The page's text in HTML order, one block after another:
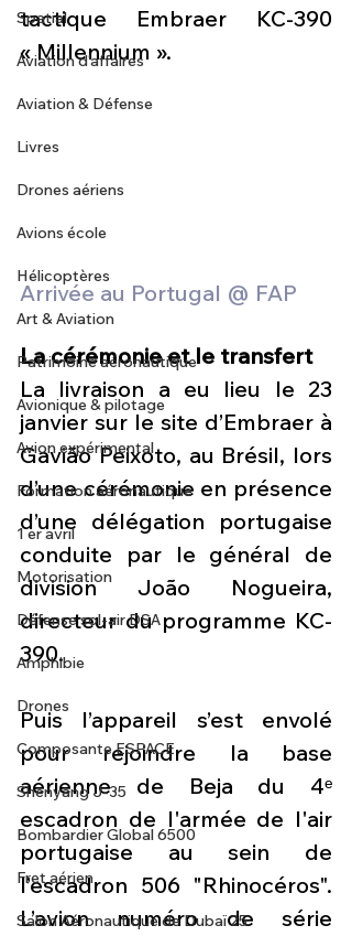
Spatial
Aviation d'affaires
Aviation & Défense
Livres
Drones aériens
Avions école
Hélicoptères
Art & Aviation
Patrimoine aéronautique
Avionique & pilotage
Avion expérimental
Formation aéronautique
1 er avril
Motorisation
Défense sol-air DSA
Amphibie
Drones
Composante ESPACE
Shenyang J-35
Bombardier Global 6500
Fret aérien
Salon Aéronautique de Dubaï 25
tactique Embraer KC-390
« Millennium ».
Arrivée au Portugal @ FAP
La cérémonie et le transfert
La livraison a eu lieu le 23
janvier sur le site d’Embraer à
Gavião Peixoto, au Brésil, lors
d’une cérémonie en présence
d’une délégation portugaise
conduite par le général de
division João Nogueira,
directeur du programme KC-
390.
Puis l’appareil s’est envolé
pour rejoindre la base
aérienne de Beja du 4ᵉ
escadron de l'armée de l'air
portugaise au sein de
l’escadron 506 "Rhinocéros".
L’avion numéro de série